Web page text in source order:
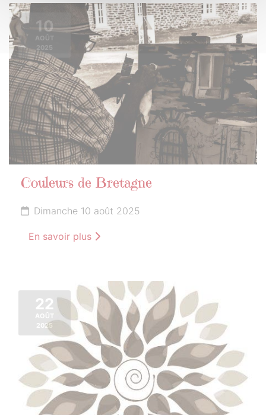
10
AOÛT
2025
Couleurs de Bretagne
Dimanche 10 août 2025
En savoir plus
22
AOÛT
2025